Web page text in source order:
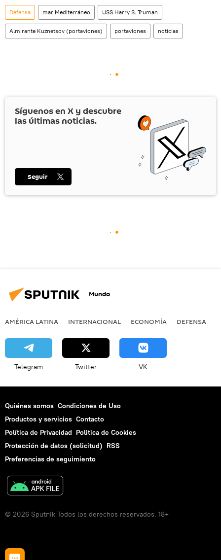
Defensa mar Mediterráneo USS Harry S. Truman
Almirante Kuznetsov (portaviones) portaviones noticias
Síguenos en X y descubre
las últimas noticias.
Seguir
Mundo
AMÉRICA LATINA INTERNACIONAL ECONOMÍA DEFENSA
Telegram Twitter VK
Quiénes somos Condiciones de Uso
Productos y servicios Contacto
Política de Privacidad Politica de Cookies
Protección de datos (solicitud) RSS
Preferencias de seguimiento
© 2026 Sputnik Todos los derechos reservados. 18+